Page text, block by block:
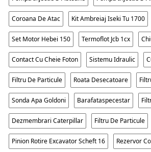
Coroana De Atac Kit Ambreiaj Iseki Tu 1700
Set Motor Hebei 150 Termoflot Jcb 1cx
Contact Cu Cheie Foton Sistemu Idraulic
Filtru De Particule Roata Desecatoare
Sonda Apa Goldoni Barafataspecestar
Dezmembrari Caterpillar Filtru De Particule
Pinion Rotire Excavator Scheft 16 Rezervor